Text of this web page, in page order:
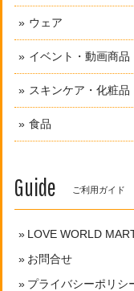
ウェア
イベント・動画商品
スキンケア・化粧品
食品
Guide ご利用ガイド
LOVE WORLD
お問合せ
プライバシーポリシ